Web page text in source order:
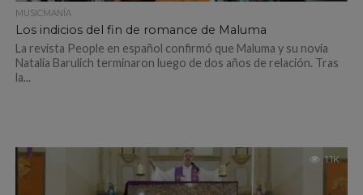
MUSICMANÍA
Los indicios del fin de romance de Maluma
La revista People en español confirmó que Maluma y su novia
Natalia Barulich terminaron luego de dos años de relación. Tras
la...
1.1K